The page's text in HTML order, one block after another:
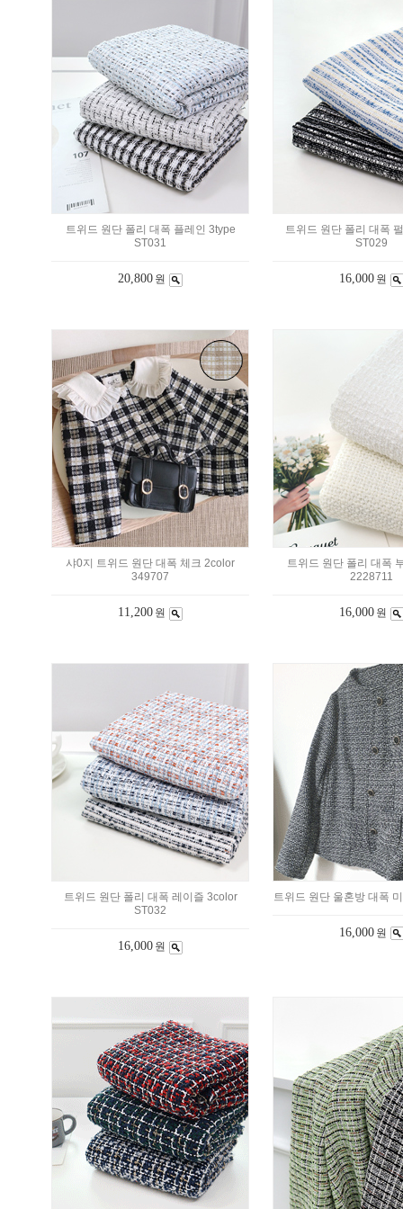
트위드 원단 폴리 대폭 플레인 3type
ST031
20,800 원
트위드 원단 폴리 대폭
ST029
16,000 원
샤0지 트위드 원단 대폭 체크 2color
349707
11,200 원
트위드 원단 폴리 대폭
2228711
16,000 원
트위드 원단 폴리 대폭 레이즐 3color
ST032
16,000 원
트위드 원단 울혼방 대폭
16,000 원